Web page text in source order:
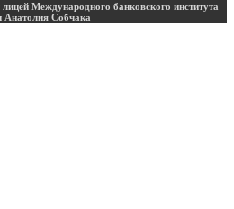
Международного банковского института
Анатолия Собчака